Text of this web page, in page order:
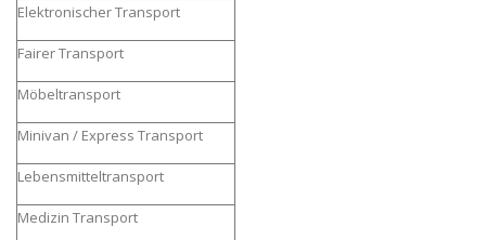
Elektronischer Transport
Fairer Transport
Möbeltransport
Minivan / Express Transport
Lebensmitteltransport
Medizin Transport